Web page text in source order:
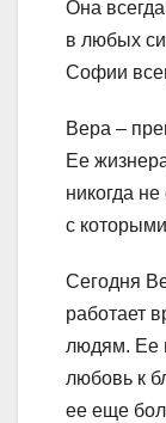
Она
в любых
Софии
Вера –
Ее
никогда
с
Сегодня
работает
людям. Ее
любовь к
ее еще